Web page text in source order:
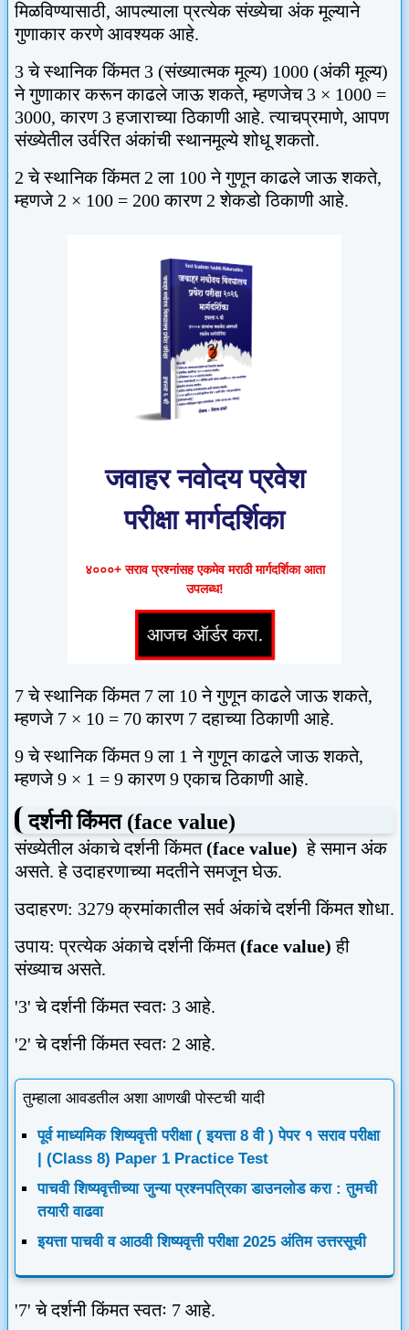
मिळविण्यासाठी, आपल्याला प्रत्येक संख्येचा अंक मूल्याने
गुणाकार करणे आवश्यक आहे.
3चे स्थानिक किंमत 3 (संख्यात्मक मूल्य) 1000 (अंकी मूल्य)
ने गुणाकार करून काढले जाऊ शकते,म्हणजेच 3 × 1000 =
3000,कारण 3हजाराच्या ठिकाणी आहे.त्याचप्रमाणे, आपण
संख्येतील उर्वरित अंकांची स्थानमूल्ये शोधू शकतो.
2चे स्थानिक किंमत 2ला 100ने गुणून काढले जाऊ शकते,
म्हणजे 2 × 100 = 200कारण 2शेकडो ठिकाणी आहे.
जवाहर नवोदय प्रवेश
परीक्षा मार्गदर्शिका
४०००+ सराव प्रश्नांसह एकमेव मराठी मार्गदर्शिका आता
उपलब्ध!
7चे स्थानिक किंमत 7ला 10ने गुणून काढले जाऊ शकते,
म्हणजे 7 × 10 = 70कारण 7दहाच्या ठिकाणी आहे.
9चे स्थानिक किंमत9ला 1ने गुणून काढले जाऊ शकते,
म्हणजे9 × 1 = 9कारण9एकाच ठिकाणी आहे.
दर्शनी किंमत (face value)
संख्येतील अंकाचे दर्शनी किंमत(face value) हे समान अंक
असते. हे उदाहरणाच्या मदतीने समजून घेऊ.
उदाहरण: 3279क्रमांकातील सर्व अंकांचे दर्शनी किंमत शोधा.
उपाय: प्रत्येक अंकाचे दर्शनी किंमत(face value) ही
संख्याच असते.
'3'चे दर्शनी किंमत स्वतः 3 आहे.
'2'चे दर्शनी किंमत स्वतः 2 आहे.
तुम्हाला आवडतील अशा आणखी पोस्टची यादी
पूर्व माध्यमिक शिष्यवृत्ती परीक्षा ( इयत्ता 8 वी ) पेपर १ सराव परीक्षा
| (Class 8) Paper 1 Practice Test
पाचवी शिष्यवृत्तीच्या जुन्या प्रश्नपत्रिका डाउनलोड करा : तुमची
तयारी वाढवा
इयत्ता पाचवी व आठवी शिष्यवृत्ती परीक्षा 2025 अंतिम उत्तरसूची
'7'चे दर्शनी किंमत स्वतः 7 आहे.